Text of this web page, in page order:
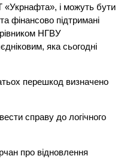
«Укрнафта», і можуть бути
фінансово підтримані
НГВУ
яка сьогодні
перешкод визначено
справу до логічного
про відновлення